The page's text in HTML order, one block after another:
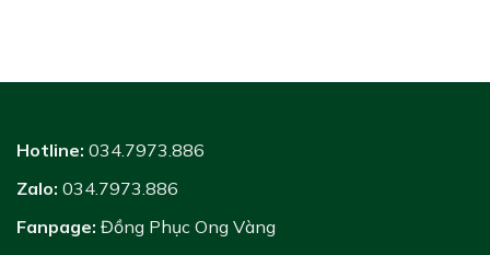
Hotline: 034.7973.886
Zalo: 034.7973.886
Fanpage: Đồng Phục Ong Vàng